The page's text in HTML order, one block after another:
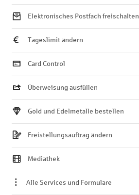
Elektronisches Postfach freischalten
Tageslimit ändern
Card Control
Überweisung ausfüllen
Gold und Edelmetalle bestellen
Freistellungsauftrag ändern
Mediathek
Alle Services und Formulare